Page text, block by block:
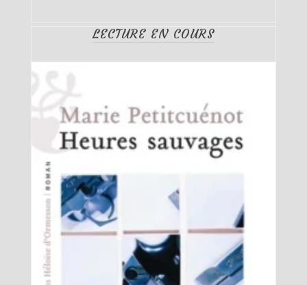
LECTURE EN COURS